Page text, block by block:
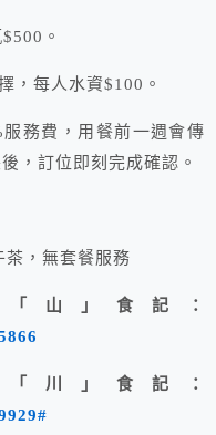
。
，每人水資$100。
務費，用餐前一週會傳
，訂位即刻完成確認。
茶，無套餐服務
「山」食記：
「川」食記：